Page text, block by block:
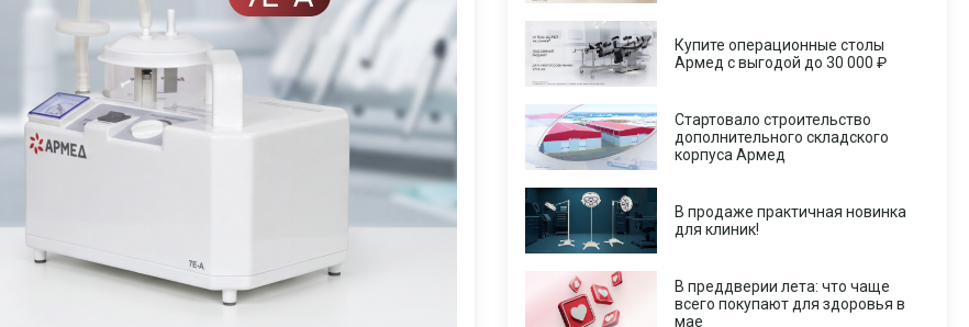
Купите операционные столы
Армед с выгодой до 30 000 ₽
Стартовало строительство
дополнительного складского
корпуса Армед
В продаже практичная новинка
для клиник!
В преддверии лета: что чаще
всего покупают для здоровья в
мае